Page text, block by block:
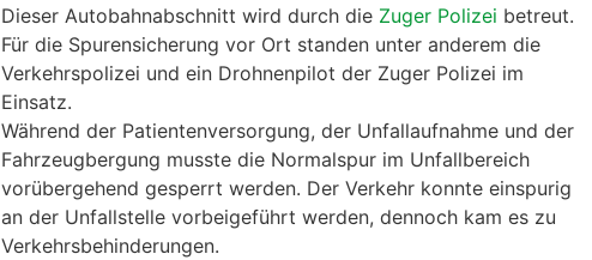
Dieser Autobahnabschnitt wird durch die Zuger Polizei betreut.
Für die Spurensicherung vor Ort standen unter anderem die
Verkehrspolizei und ein Drohnenpilot der Zuger Polizei im
Einsatz.
Während der Patientenversorgung, der Unfallaufnahme und der
Fahrzeugbergung musste die Normalspur im Unfallbereich
vorübergehend gesperrt werden. Der Verkehr konnte einspurig
an der Unfallstelle vorbeigeführt werden, dennoch kam es zu
Verkehrsbehinderungen.